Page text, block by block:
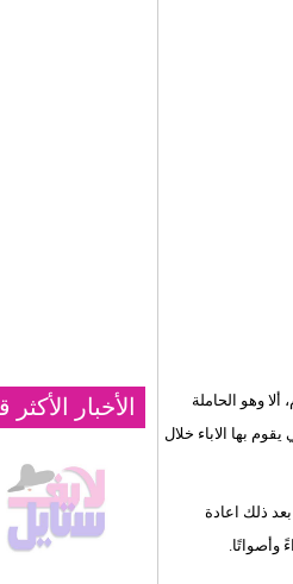
وهو الحاملة
بها الاباء خلال
ذلك اعادة
وأصواتًا.
الأخبار الأكثر